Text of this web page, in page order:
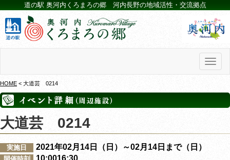
道の駅 奥河内くろまろの郷 河内長野の地域活性・交流拠点
HOME < 大道芸 0214
大道芸 0214
実施日 2021年02月14日（日）～02月14日まで（日）